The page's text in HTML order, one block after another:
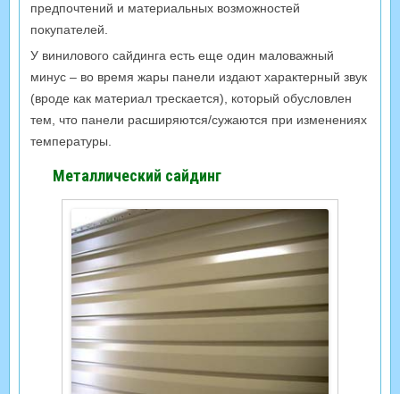
предпочтений и материальных возможностей
покупателей.
У винилового сайдинга есть еще один маловажный
минус – во время жары панели издают характерный звук
(вроде как материал трескается), который обусловлен
тем, что панели расширяются/сужаются при изменениях
температуры.
Металлический сайдинг